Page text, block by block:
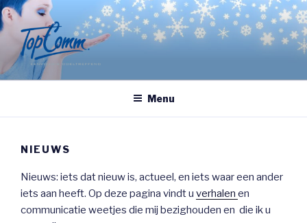
Naar
de
inhoud
springen
Menu
NIEUWS
Nieuws: iets dat nieuw is, actueel, en iets waar een ander
iets aan heeft. Op deze pagina vindt u verhalen en
communicatie weetjes die mij bezighouden en die ik u